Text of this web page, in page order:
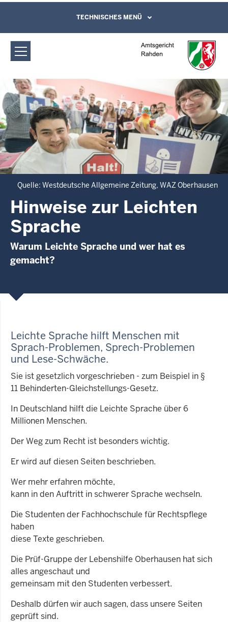
Amtsgericht Rahden: Hinweise zur
Leichten Sprache
Direkt zum Inhalt
Leichte Sprache, Gebärdensprachenvideo
und Kontaktformular
TECHNISCHES MENÜ
Quelle: Westdeutsche Allgemeine Zeitung, WAZ Oberhausen
Hinweise zur Leichten
Sprache
Warum Leichte Sprache und wer hat es
gemacht?
Leichte Sprache hilft Menschen mit
Sprach-Problemen, Sprech-Problemen
und Lese-Schwäche.
Sie ist gesetzlich vorgeschrieben - zum Beispiel in §
11 Behinderten-Gleichstellungs-Gesetz.
In Deutschland hilft die Leichte Sprache über 6
Millionen Menschen.
Der Weg zum Recht ist besonders wichtig.
Er wird auf diesen Seiten beschrieben.
Wer mehr erfahren möchte,
kann in den Auftritt in schwerer Sprache wechseln.
Die Studenten der Fachhochschule für Rechtspflege
haben
diese Texte geschrieben.
Die Prüf-Gruppe der Lebenshilfe Oberhausen hat sich
alles angeschaut und
gemeinsam mit den Studenten verbessert.
Deshalb dürfen wir auch sagen, dass unsere Seiten
geprüft sind.